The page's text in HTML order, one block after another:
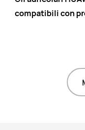
compatibili con